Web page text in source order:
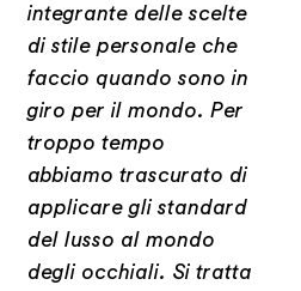
integrante delle scelte
di stile personale che
faccio quando sono in
giro per il mondo. Per
troppo tempo
abbiamo trascurato di
applicare gli standard
del lusso al mondo
degli occhiali. Si tratta